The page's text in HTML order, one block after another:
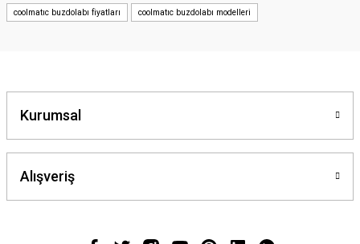
Ürün resmi kalitesiz, bozuk veya görüntülenemiyor.
Ürün fiyatı diğer sitelerden daha pahalı.
Bu ürüne benzer farklı alternatifler olmalı.
coolmatıc buzdolabı fiyatları
coolmatıc buzdolabı modelleri
Kurumsal
Alışveriş